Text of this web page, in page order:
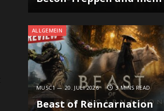
ALLGEMEIN
MUSC1 20. JULI 2026 3 MINS READ
Beast of Reincarnation